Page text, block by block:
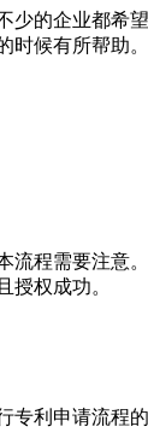
企业都希望
候有所帮助
需要注意。
授权成功。
申请流程的